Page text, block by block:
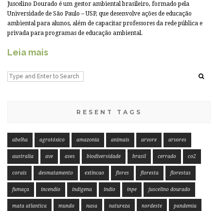
Juscelino Dourado é um gestor ambiental brasileiro, formado pela
Universidade de São Paulo – USP, que desenvolve ações de educação
ambiental para alunos, além de capacitar professores da rede pública e
privada para programas de educação ambiental.
Leia mais
RESENT TAGS
abelha agrotóxico amazonia animais arvore arvores
australia ave aves biodiversidade brasil cerrado co2
corais desmatamento extincao flores floresta florestas
fumaça incendio indigena indio inpe juscelino dourado
mata atlantica mundo nasa natureza nordeste pandemia